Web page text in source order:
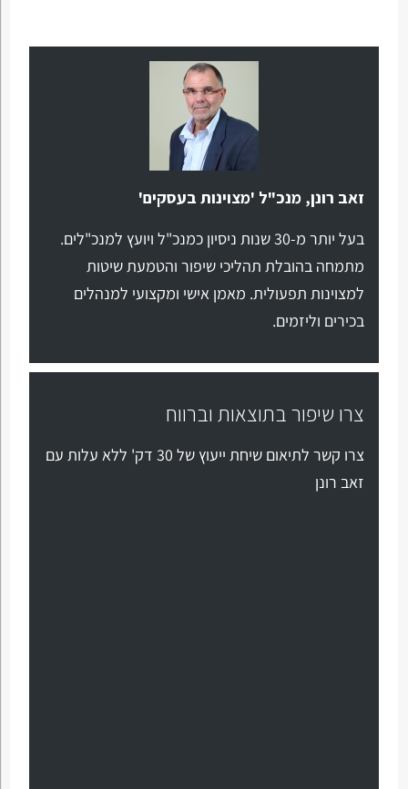
זאב רונן, מנכ"ל 'מצוינות בעסקים'
בעל יותר מ-30 שנות ניסיון כמנכ"ל ויועץ למנכ"לים.
מתמחה בהובלת תהליכי שיפור והטמעת שיטות
למצוינות תפעולית. מאמן אישי ומקצועי למנהלים
בכירים וליזמים.
צרו שיפור בתוצאות וברווח
צרו קשר לתיאום שיחת ייעוץ של 30 דק' ללא עלות עם
זאב רונן